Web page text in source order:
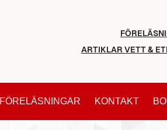
ARTIKLAR VETT &
FÖRELÄSNINGAR KONTAKT